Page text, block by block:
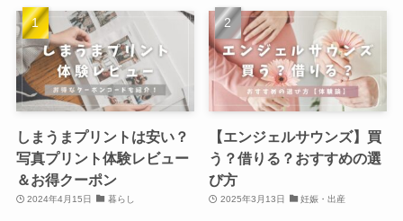
しまうまプリントは安い？
写真プリント体験レビュー
＆お得クーポン
2024年4月15日 暮らし
【エンジェルサウンズ】買
う？借りる？おすすめの選
び方
2025年3月13日 妊娠・出産